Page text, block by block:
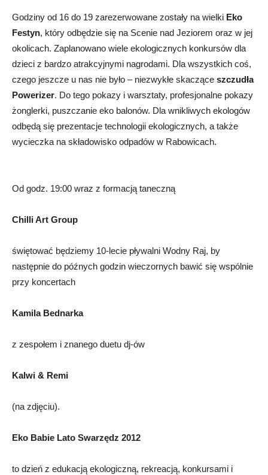
Godziny od 16 do 19 zarezerwowane zostały na wielki Eko
Festyn, który odbędzie się na Scenie nad Jeziorem oraz w jej
okolicach. Zaplanowano wiele ekologicznych konkursów dla
dzieci z bardzo atrakcyjnymi nagrodami. Dla wszystkich coś,
czego jeszcze u nas nie było – niezwykłe skaczące szczudła
Powerizer. Do tego pokazy i warsztaty, profesjonalne pokazy
żonglerki, puszczanie eko balonów. Dla wnikliwych ekologów
odbędą się prezentacje technologii ekologicznych, a także
wycieczka na składowisko odpadów w Rabowicach.
Od godz. 19:00 wraz z formacją taneczną
Chilli Art Group
świętować będziemy 10-lecie pływalni Wodny Raj, by
następnie do późnych godzin wieczornych bawić się wspólnie
przy koncertach
Kamila Bednarka
z zespołem i znanego duetu dj-ów
Kalwi & Remi
(na zdjęciu).
Eko Babie Lato Swarzędz 2012
to dzień z edukacją ekologiczną, rekreacją, konkursami i